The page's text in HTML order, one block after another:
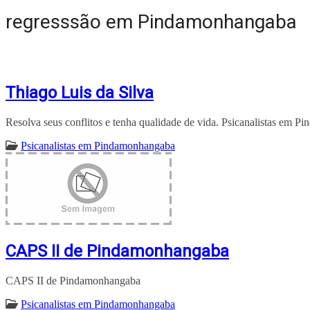
regresssão em Pindamonhangaba
Thiago Luis da Silva
Resolva seus conflitos e tenha qualidade de vida. Psicanalistas em
Psicanalistas em Pindamonhangaba
CAPS II de Pindamonhangaba
CAPS II de Pindamonhangaba
Psicanalistas em Pindamonhangaba